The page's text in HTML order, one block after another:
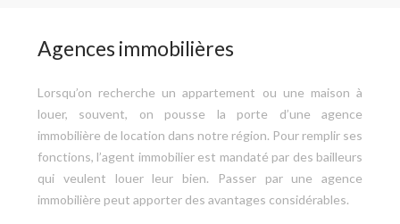
Agences immobilières
Lorsqu’on recherche un appartement ou une maison à
louer, souvent, on pousse la porte d’une agence
immobilière de location dans notre région. Pour remplir ses
fonctions, l’agent immobilier est mandaté par des bailleurs
qui veulent louer leur bien. Passer par une agence
immobilière peut apporter des avantages considérables.